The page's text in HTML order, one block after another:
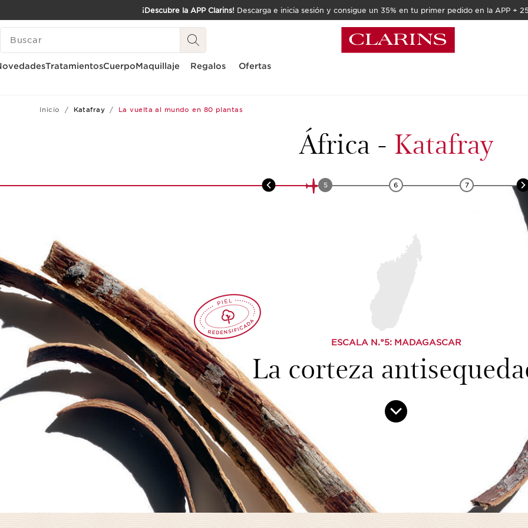
IR AL CONTENIDO
¡Descubre la APP Clarins! Descarga e inicia sesión y consigue un 35% en tu primer pedido en la APP +
LEYENDA
TratamientosCuerpoMaquillaje Regalos Ofertas
Inicio Katafray La vuelta al mundo en 80 plantas
África- Katafray
1 2 3 4 5 6 7
ESCALA N.°5: MADAGASCAR
La corteza